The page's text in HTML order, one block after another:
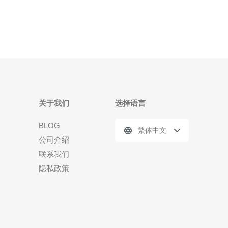
关于我们
BLOG
公司介绍
联系我们
隐私政策
选择语言
繁体中文